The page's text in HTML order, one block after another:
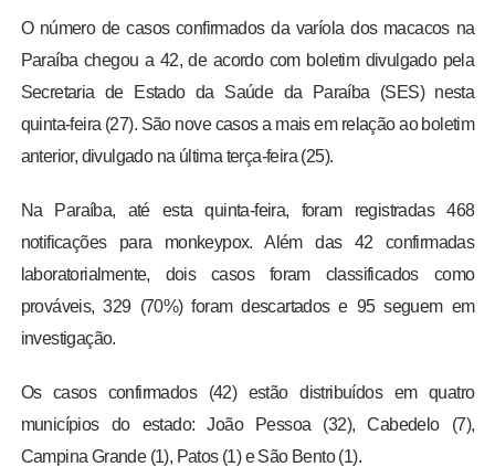
O número de casos confirmados da varíola dos macacos na
Paraíba chegou a 42, de acordo com boletim divulgado pela
Secretaria de Estado da Saúde da Paraíba (SES) nesta
quinta-feira (27). São nove casos a mais em relação ao boletim
anterior, divulgado na última terça-feira (25).
Na Paraíba, até esta quinta-feira, foram registradas 468
notificações para monkeypox. Além das 42 confirmadas
laboratorialmente, dois casos foram classificados como
prováveis, 329 (70%) foram descartados e 95 seguem em
investigação.
Os casos confirmados (42) estão distribuídos em quatro
municípios do estado: João Pessoa (32), Cabedelo (7),
Campina Grande (1), Patos (1) e São Bento (1).